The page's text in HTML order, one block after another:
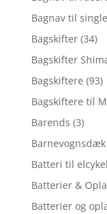
Bagnav til
Bagskifter (34)
Bagskifter
Bagskiftere (93)
Bagskiftere til
Barends (3)
Barnevognsdæk
Batteri til elcykel
Batterier &
Batterier og